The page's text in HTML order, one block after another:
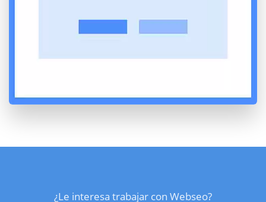
¿Le interesa trabajar con Webseo?